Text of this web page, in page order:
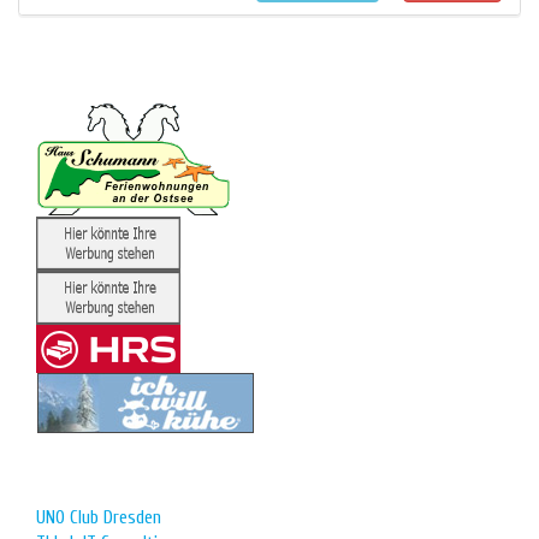
UNO Club Dresden